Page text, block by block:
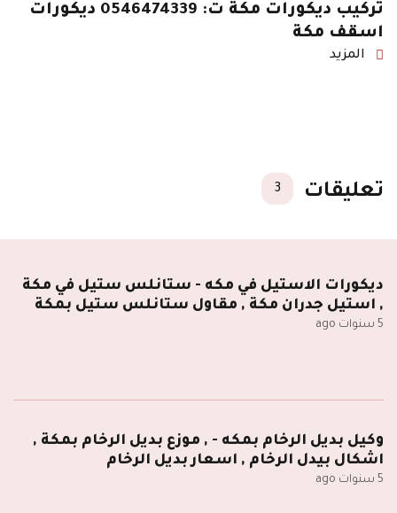
تركيب ديكورات مكة ت: 0546474339 ديكورات
اسقف مكة
المزيد
تعليقات 3
ديكورات الاستيل في مكه - ستانلس ستيل في مكة
, استيل جدران مكة , مقاول ستانلس ستيل بمكة
5 سنوات ago
وكيل بديل الرخام بمكه - , موزع بديل الرخام بمكة ,
اشكال بيدل الرخام , اسعار بديل الرخام
5 سنوات ago